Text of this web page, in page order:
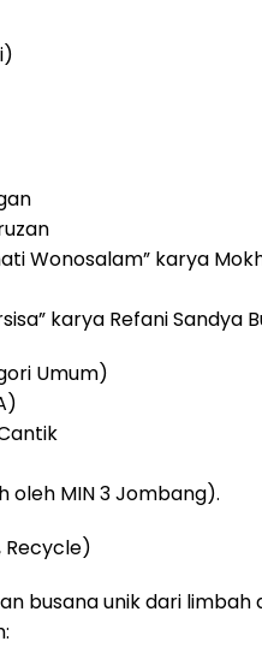
Wonosalam” karya
karya Refani Sandya
Umum)
oleh MIN 3 Jombang).
Recycle)
busana unik dari limbah